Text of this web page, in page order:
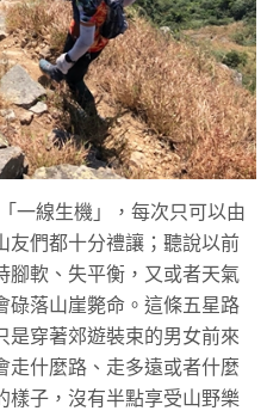
一線生機」，每次只可以由
友們都十分禮讓；聽說以前
腳軟、失平衡，又或者天氣
碌落山崖斃命。這條五星路
是穿著郊遊裝束的男女前來
走什麼路、走多遠或者什麼
樣子，沒有半點享受山野樂